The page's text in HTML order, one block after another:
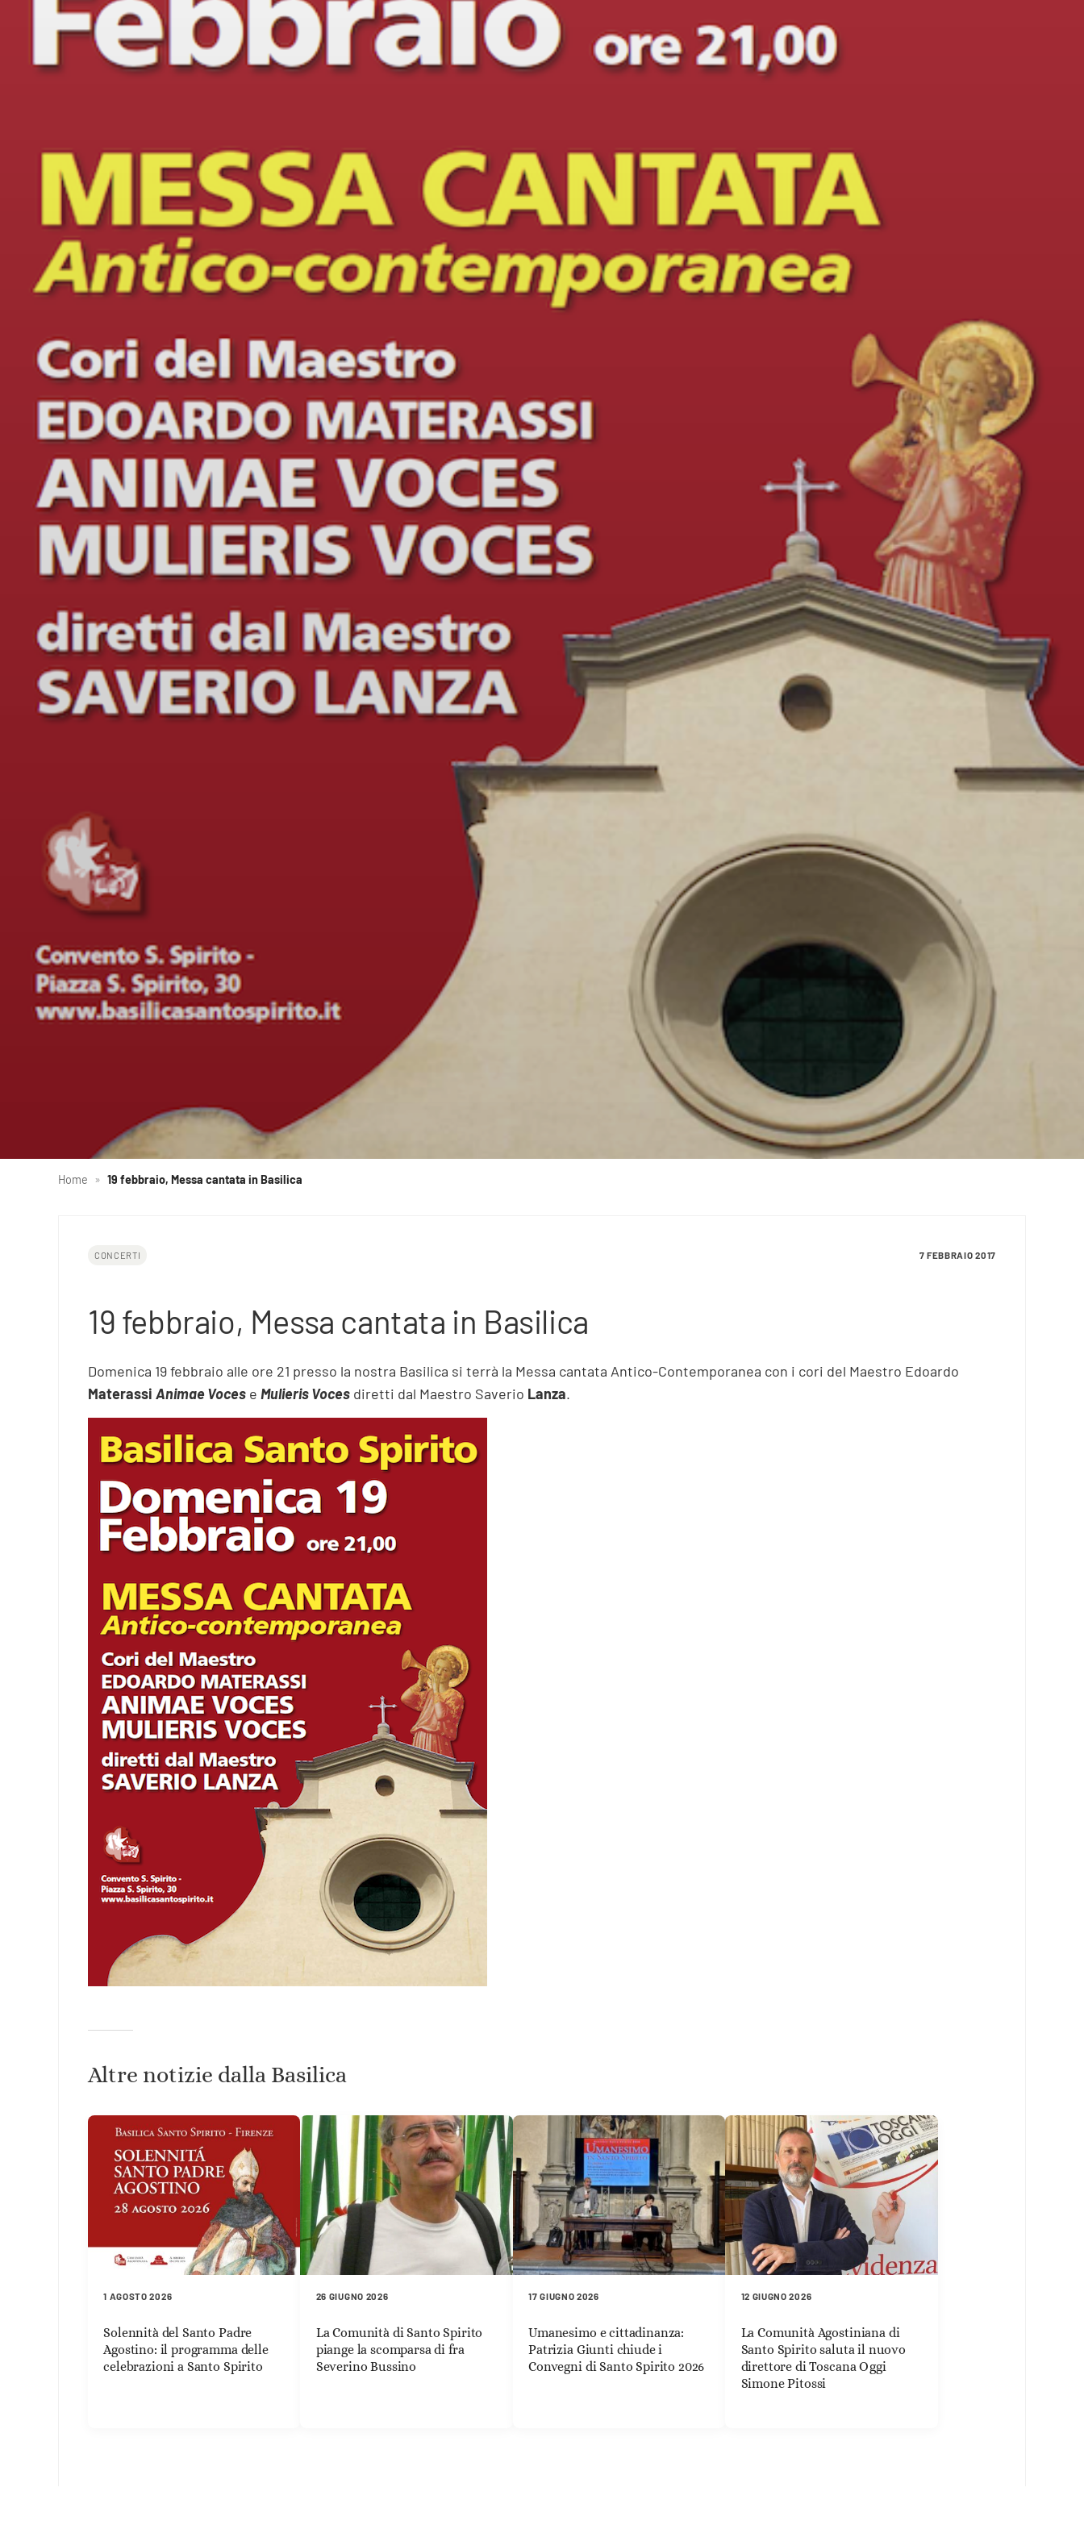
Home » 19 febbraio, Messa cantata in Basilica
CONCERTI 7 FEBBRAIO 2017
19 febbraio, Messa cantata in Basilica
Domenica 19 febbraio alle ore 21 presso la nostra Basilica si terrà la Messa cantata Antico-Contemporanea con i cori del Maestro Edoardo
Materassi Animae Voces eMulieris Voces diretti dal Maestro Saverio Lanza.
Altre notizie dalla Basilica
1 AGOSTO 2026
Solennità del Santo Padre
Agostino: il programma delle
celebrazioni a Santo Spirito
26 GIUGNO 2026
La Comunità di Santo Spirito
piange la scomparsa di fra
Severino Bussino
17 GIUGNO 2026
Umanesimo e cittadinanza:
Patrizia Giunti chiude i
Convegni di Santo Spirito 2026
12 GIUGNO 2026
La Comunità Agostiniana di
Santo Spirito saluta il nuovo
direttore di Toscana Oggi
Simone Pitossi